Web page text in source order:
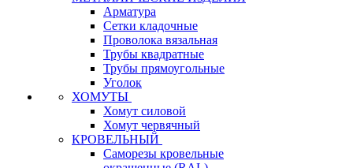
Арматура
Сетки кладочные
Проволока вязальная
Трубы квадратные
Трубы прямоугольные
Уголок
ХОМУТЫ
Хомут силовой
Хомут червячный
КРОВЕЛЬНЫЙ
Саморезы кровельные